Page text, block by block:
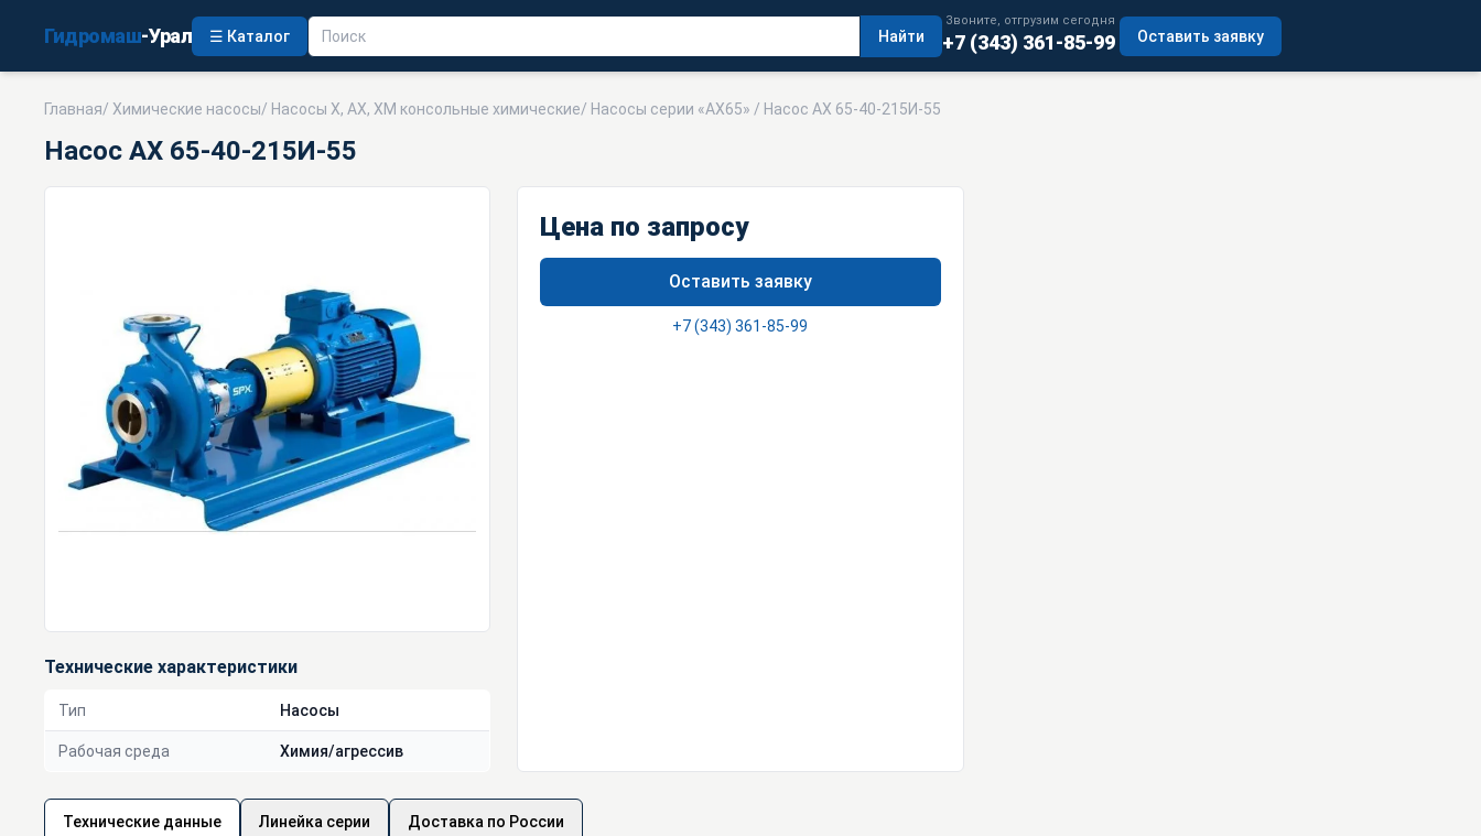
Гидромаш-Урал ☰ Каталог Найти
Звоните, отгрузим сегодня
+7 (343) 361-85-99 Оставить заявку
Главная/ Химические насосы/ Насосы Х, АХ, ХМ консольные химические/ Насосы серии «АХ65» / Насос АХ 65-40-215И-55
Насос АХ 65-40-215И-55
Технические характеристики
Тип Насосы
Рабочая среда Химия/агрессив
Цена по запросу
Оставить заявку
+7 (343) 361-85-99
Технические данные Линейка серии Доставка по России